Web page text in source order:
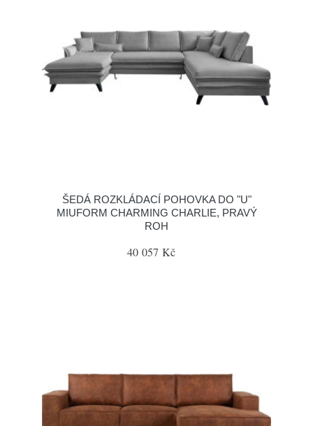
ŠEDÁ ROZKLÁDACÍ POHOVKA DO "U"
MIUFORM CHARMING CHARLIE, PRAVÝ
ROH
40 057 Kč